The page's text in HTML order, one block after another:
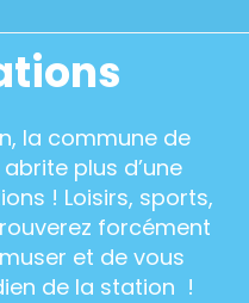
la commune de
plus d’une
! Loisirs, sports,
forcément
et de vous
de la station !